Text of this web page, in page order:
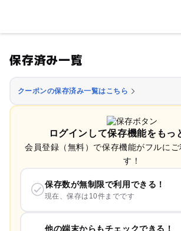
保存済み一覧
クーポンの保存済み一覧はこちら
ログインして保存機能をもっ
会員登録（無料）で保存機能がフルにご
す！
保存数が無制限で利用できる！
現在、保存は10件までです
他の端末からもチェックできる！